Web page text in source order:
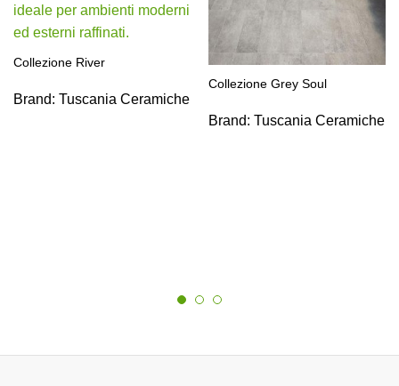
Collezione River
Brand: Tuscania Ceramiche
Collezione Grey Soul
Brand: Tuscania Ceramiche